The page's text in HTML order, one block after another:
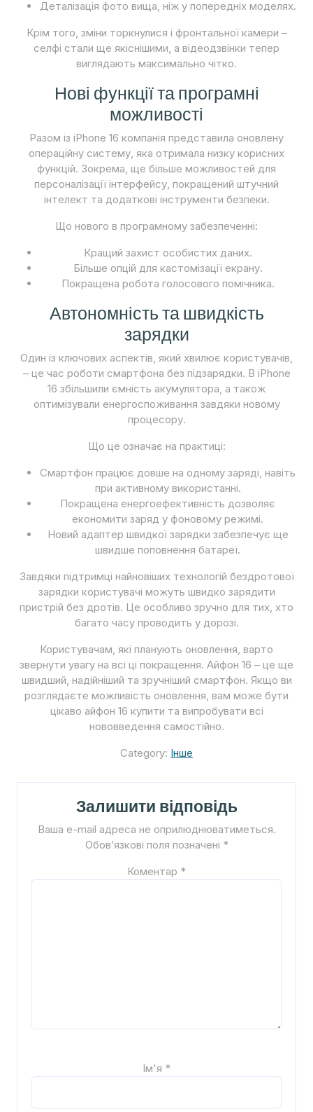
Деталізація фото вища, ніж у попередніх моделях.
Крім того, зміни торкнулися і фронтальної камери –
селфі стали ще якіснішими, а відеодзвінки тепер
виглядають максимально чітко.
Нові функції та програмні
можливості
Разом із iPhone 16 компанія представила оновлену
операційну систему, яка отримала низку корисних
функцій. Зокрема, ще більше можливостей для
персоналізації інтерфейсу, покращений штучний
інтелект та додаткові інструменти безпеки.
Що нового в програмному забезпеченні:
Кращий захист особистих даних.
Більше опцій для кастомізації екрану.
Покращена робота голосового помічника.
Автономність та швидкість
зарядки
Один із ключових аспектів, який хвилює користувачів,
– це час роботи смартфона без підзарядки. В iPhone
16 збільшили ємність акумулятора, а також
оптимізували енергоспоживання завдяки новому
процесору.
Що це означає на практиці:
Смартфон працює довше на одному заряді, навіть
при активному використанні.
Покращена енергоефективність дозволяє
економити заряд у фоновому режимі.
Новий адаптер швидкої зарядки забезпечує ще
швидше поповнення батареї.
Завдяки підтримці найновіших технологій бездротової
зарядки користувачі можуть швидко зарядити
пристрій без дротів. Це особливо зручно для тих, хто
багато часу проводить у дорозі.
Користувачам, які планують оновлення, варто
звернути увагу на всі ці покращення. Айфон 16 – це ще
швидший, надійніший та зручніший смартфон. Якщо ви
розглядаєте можливість оновлення, вам може бути
цікаво айфон 16 купити та випробувати всі
нововведення самостійно.
Category: Інше
Залишити відповідь
Ваша e-mail адреса не оприлюднюватиметься.
Обов’язкові поля позначені *
Коментар *
Ім'я *